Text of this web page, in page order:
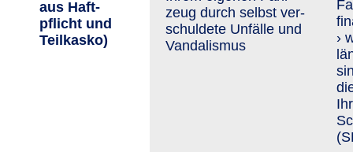
aus Haft­
pflicht und
Teil­kasko)
zeug durch selbst ver­
schuldete Unfälle und
Van­da­lis­mus
›